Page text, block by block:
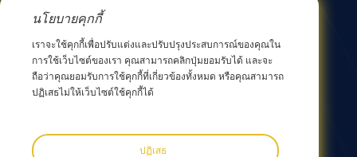
ติดต่อเรา
อาคารที่ 12 เลขที่ 9 ถนนซิงหยาง เมืองหวู่ซี 214082
มณฑลเจียงซู ประเทศจีน
0086 510 8580 8562
sales@nodha.com
นโยบายคุกกี้
เราจะใช้คุกกี้เพื่อปรับแต่งและปรับปรุงประสบการณ์ของคุณใน
การใช้เว็บไซต์ของเรา คุณสามารถคลิกปุ่มยอมรับได้ และจะ
ถือว่าคุณยอมรับการใช้คุกกี้ที่เกี่ยวข้องทั้งหมด หรือคุณสามารถ
ปฏิเสธไม่ให้เว็บไซต์ใช้คุกกี้ได้
ปฏิเสธ